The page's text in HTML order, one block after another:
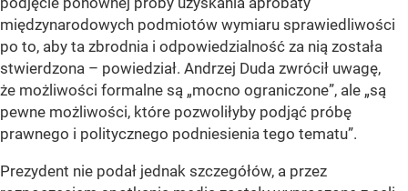
międzynarodowych podmiotów wymiaru sprawiedliwości
po to, aby ta zbrodnia i odpowiedzialność za nią została
stwierdzona – powiedział. Andrzej Duda zwrócił uwagę,
że możliwości formalne są „mocno ograniczone”, ale „są
pewne możliwości, które pozwoliłyby podjąć próbę
prawnego i politycznego podniesienia tego tematu”.
Prezydent nie podał jednak szczegółów, a przez